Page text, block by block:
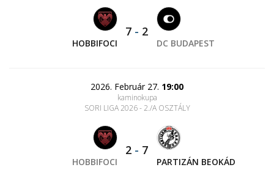
HOBBIFOCI
7 - 2
DC BUDAPEST
2026. Február 27. 19:00
kaminokupa
SORI LIGA 2026 - 2./A OSZTÁLY
HOBBIFOCI
2 - 7
PARTIZÁN BEOKÁD